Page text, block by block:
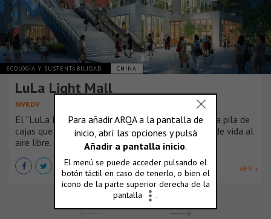
ECOLOGÍA Y SUSTENTABILIDAD CHINA
LuLa Light Mall
MVRDV
El “LuLa Light Mall” de MVRDV en Chengdu es una pila de
cajas que aprovecha el clima local para un estilo de vida al
aire libre.
VER +